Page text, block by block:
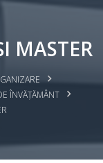
MASTER
ÎNVĂȚĂMÂNT